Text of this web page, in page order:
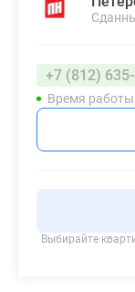
+7 (812)
Время
Выбирайте